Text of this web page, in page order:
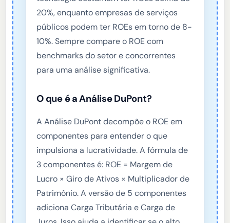
20%, enquanto empresas de serviços
públicos podem ter ROEs em torno de 8-
10%. Sempre compare o ROE com
benchmarks do setor e concorrentes
para uma análise significativa.
O que é a Análise DuPont?
A Análise DuPont decompõe o ROE em
componentes para entender o que
impulsiona a lucratividade. A fórmula de
3 componentes é: ROE = Margem de
Lucro × Giro de Ativos × Multiplicador de
Patrimônio. A versão de 5 componentes
adiciona Carga Tributária e Carga de